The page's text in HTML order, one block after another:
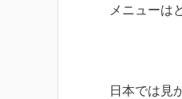
メニューは
日本では見